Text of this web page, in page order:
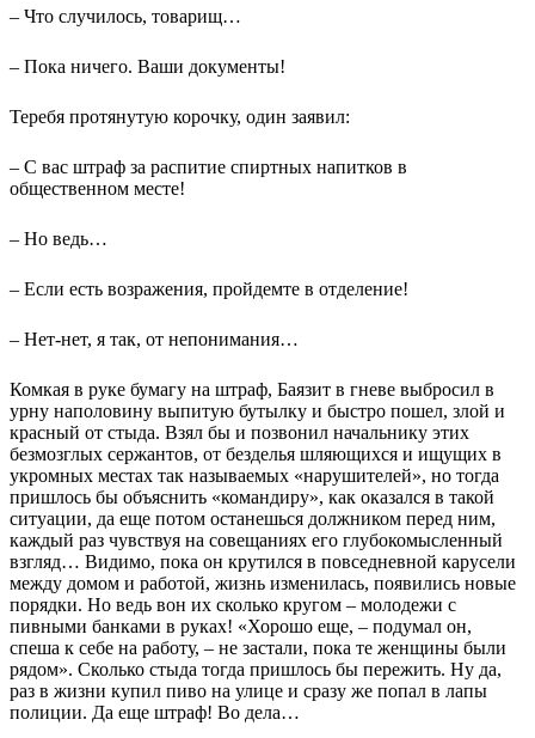
– Что случилось, товарищ…
– Пока ничего. Ваши документы!
Теребя протянутую корочку, один заявил:
– С вас штраф за распитие спиртных напитков в
общественном месте!
– Но ведь…
– Если есть возражения, пройдемте в отделение!
– Нет-нет, я так, от непонимания…
Комкая в руке бумагу на штраф, Баязит в гневе выбросил в
урну наполовину выпитую бутылку и быстро пошел, злой и
красный от стыда. Взял бы и позвонил начальнику этих
безмозглых сержантов, от безделья шляющихся и ищущих в
укромных местах так называемых «нарушителей», но тогда
пришлось бы объяснить «командиру», как оказался в такой
ситуации, да еще потом останешься должником перед ним,
каждый раз чувствуя на совещаниях его глубокомысленный
взгляд… Видимо, пока он крутился в повседневной карусели
между домом и работой, жизнь изменилась, появились новые
порядки. Но ведь вон их сколько кругом – молодежи с
пивными банками в руках! «Хорошо еще, – подумал он,
спеша к себе на работу, – не застали, пока те женщины были
рядом». Сколько стыда тогда пришлось бы пережить. Ну да,
раз в жизни купил пиво на улице и сразу же попал в лапы
полиции. Да еще штраф! Во дела…